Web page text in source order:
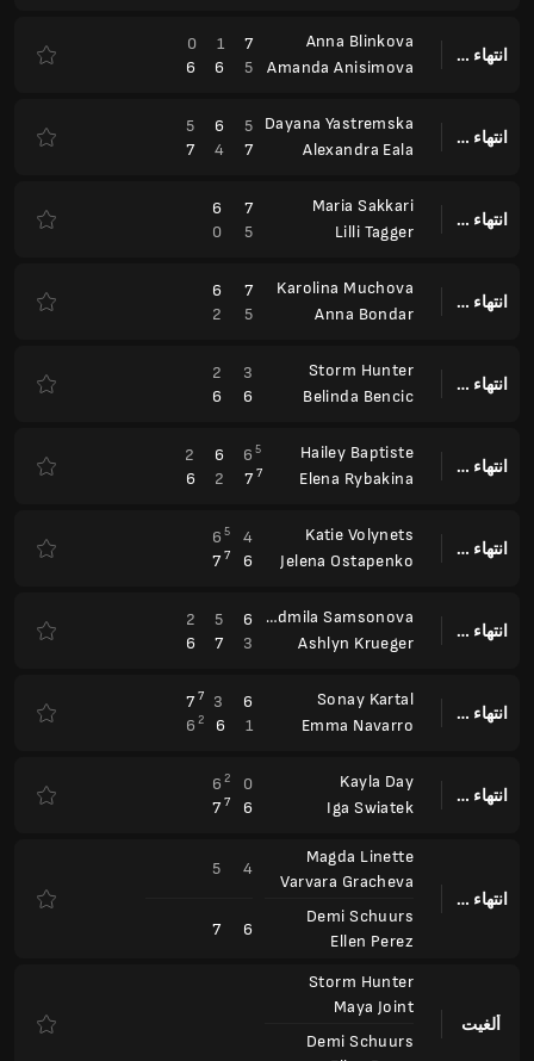
انتهاء وقت المباراة
Anna Blinkova
Amanda Anisimova
7
1
0
5
6
6
انتهاء وقت المباراة
Dayana Yastremska
Alexandra Eala
5
6
5
7
4
7
انتهاء وقت المباراة
Maria Sakkari
Lilli Tagger
7
6
5
0
انتهاء وقت المباراة
Karolina Muchova
Anna Bondar
7
6
5
2
انتهاء وقت المباراة
Storm Hunter
Belinda Bencic
3
2
6
6
انتهاء وقت المباراة
Hailey Baptiste
Elena Rybakina
6 5
6
2
7 7
2
6
انتهاء وقت المباراة
Katie Volynets
Jelena Ostapenko
4
6 5
6
7 7
انتهاء وقت المباراة
Liudmila Samsonova
Ashlyn Krueger
6
5
2
3
7
6
انتهاء وقت المباراة
Sonay Kartal
Emma Navarro
6
3
7 7
1
6
6 2
انتهاء وقت المباراة
Kayla Day
Iga Swiatek
0
6 2
6
7 7
انتهاء وقت المباراة
Magda Linette
Varvara Gracheva
Demi Schuurs
Ellen Perez
4
5
6
7
ألغيت
Storm Hunter
Maya Joint
Demi Schuurs